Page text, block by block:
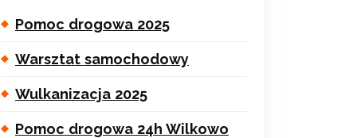
Pomoc drogowa 2025
Warsztat samochodowy
Wulkanizacja 2025
Pomoc drogowa 24h Wilkowo